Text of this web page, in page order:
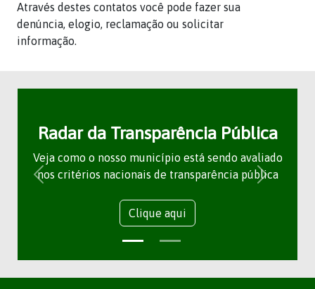
Através destes contatos você pode fazer sua
denúncia, elogio, reclamação ou solicitar
informação.
Radar da Transparência Pública
Veja como o nosso município está sendo avaliado
nos critérios nacionais de transparência pública
Clique aqui